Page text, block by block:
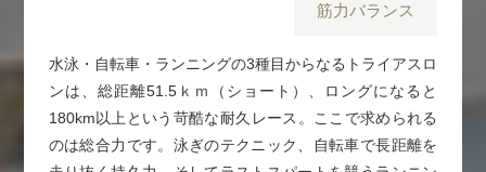
筋力バランス
水泳・自転車・ランニングの3種目からなるトライアスロ
ンは、総距離51.5ｋｍ（ショート）、ロングになると
180km以上という苛酷な耐久レース。ここで求められる
のは総合力です。泳ぎのテクニック、自転車で長距離を